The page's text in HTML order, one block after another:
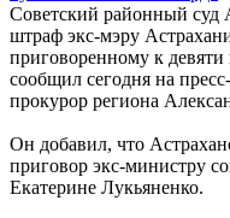
Советский районный суд
штраф экс-мэру
приговоренному к девяти
сообщил сегодня на
прокурор региона
Он добавил, что
приговор экс-министру
Екатерине Лукьяненко.